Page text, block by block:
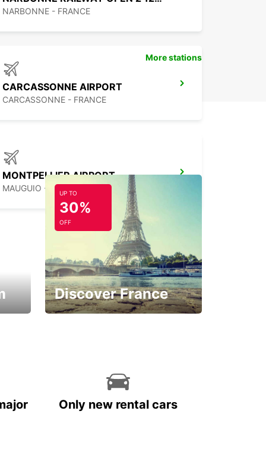
NARBONNE - FRANCE
CARCASSONNE AIRPORT
CARCASSONNE - FRANCE
MONTPELLIER AIRPORT
MAUGUIO - FRANCE
More stations
UP TO
30%
OFF
Discover France
Only new rental cars